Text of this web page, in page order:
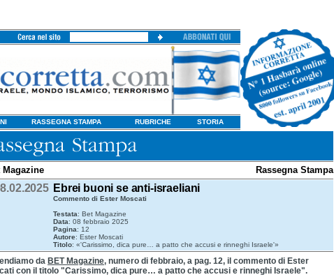
RASSEGNA STAMPA RUBRICHE STORIA
Magazine Rassegna Stampa
Ebrei buoni se anti-israeliani
Commento di Ester Moscati
Testata: Bet Magazine
Data: 08 febbraio 2025
Pagina: 12
Autore: Ester Moscati
Titolo: «'Carissimo, dica pure… a patto che accusi e rinneghi Israele'»
da BET Magazine, numero di febbraio, a pag. 12, il commento di Ester
con il titolo "Carissimo, dica pure… a patto che accusi e rinneghi Israele".